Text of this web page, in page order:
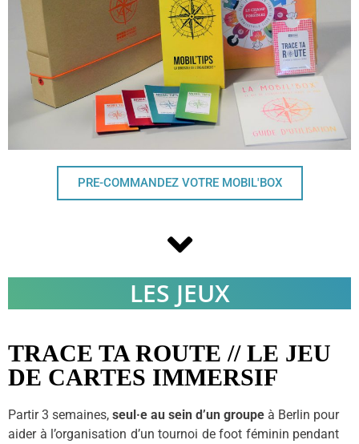
PRE-COMMANDEZ VOTRE MOBIL'BOX
LES JEUX
TRACE TA ROUTE // LE JEU
DE CARTES IMMERSIF
Partir 3 semaines, seul·e au sein d’un groupe à Berlin pour
aider à l’organisation d’un tournoi de foot féminin pendant